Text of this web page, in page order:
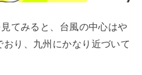
てみると、台風の中心はや
り、九州にかなり近づいて